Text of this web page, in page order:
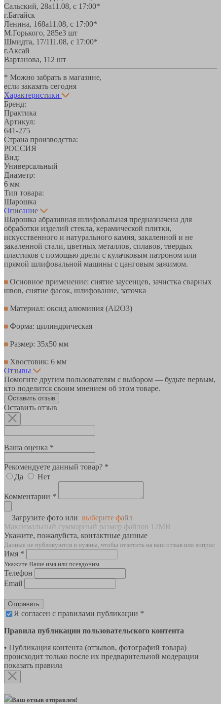
Сальский, 28a11.08, с 17:00*
г.Батайск
Ленина, 168а11.08, с 17:00*
М.Горького, 285е3 шт
Шмидта, 17/111.08, с 17:00*
г.Аксай
Вартанова, 11 2 шт
* Можно забрать в магазине,
если заказать сегодня
Характеристики
Бренд:
Практика
Артикул:
641-275
Страна производства:
РОССИЯ
Вид:
Универсальный
Диаметр:
6 мм
Тип товара:
Шарошка
Описание
Шарошка абразивная шлифовальная предназначена для
обработки изделий стекла, керамической плитки,
искусственного и натурального камня, закаленной и не
закаленной стали, цветных металлов, сплавов, твердых
пластиков с помощью дрели с кулачковым патроном или
прямой шлифовальной машины с цанговым зажимом.
Основное применение: снятие заусенцев, зачистка сварных
швов, снятие фасок, шлифование, заточка
Материал: оксид алюминия (Al2O3)
Форма: цилиндрическая
Размер: 35х50 мм
Хвостовик: 6 мм
Отзывы
Помогите другим пользователям с выбором — будьте первым,
кто поделится своим мнением об этом товаре.
Оставить отзыв
Оставить отзыв
Ваша оценка *
Рекомендуете данный товар? *
Да
Нет
Комментарии *
Загрузите фото или выберите файл
Максимальный суммарный размер файлов 12MB
Укажите, пожалуйста, контактные данные
Данные не публикуются и нужны, чтобы ответить на ваш отзыв или вопрос
Имя *
Укажите Ваше имя или псевдоним
Телефон
Email
Отправить
Я согласен с правилами публикации *
Правила публикации пользовательского контента
• Публикация контента (отзывов, фотографий товара)
происходит только после их предварительной модерации
показать правила
Ваш отзыв отправлен!